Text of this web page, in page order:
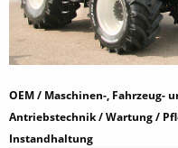
OEM / Maschinen-, Fahrzeug-
Antriebstechnik / Wartung /
Instandhaltung